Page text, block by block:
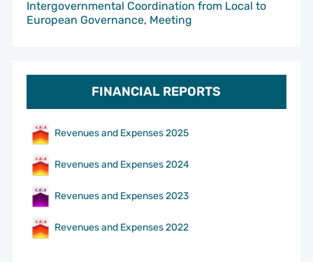
Intergovernmental Coordination from Local to
European Governance, Meeting
FINANCIAL REPORTS
Revenues and Expenses 2025
Revenues and Expenses 2024
Revenues and Expenses 2023
Revenues and Expenses 2022